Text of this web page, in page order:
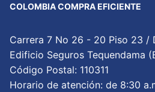
COLOMBIA COMPRA EFICIENTE
Carrera 7 No 26 - 20 Piso 23 /
Edificio Seguros Tequendama
Código Postal: 110311
Horario de atención: de 8:30